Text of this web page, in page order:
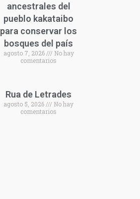
ancestrales del
pueblo kakataibo
para conservar los
bosques del país
agosto 7, 2026
No hay
comentarios
Rua de Letrades
agosto 5, 2026
No hay
comentarios